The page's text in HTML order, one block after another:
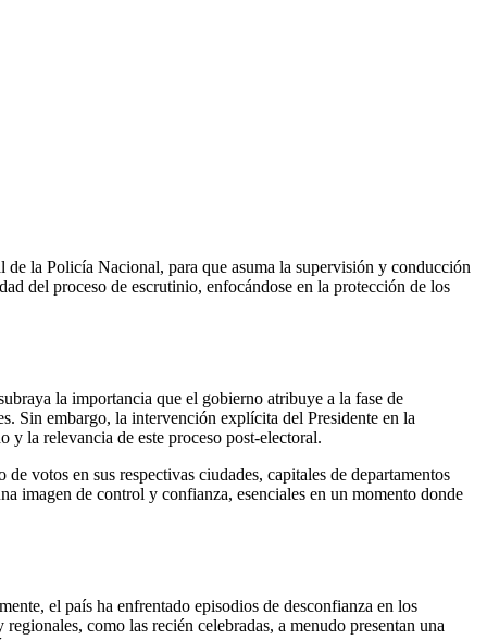
la Policía Nacional, para que asuma la supervisión y conducción
del proceso de escrutinio, enfocándose en la protección de los
la importancia que el gobierno atribuye a la fase de
Sin embargo, la intervención explícita del Presidente en la
y la relevancia de este proceso post-electoral.
votos en sus respectivas ciudades, capitales de departamentos
imagen de control y confianza, esenciales en un momento donde
el país ha enfrentado episodios de desconfianza en los
como las recién celebradas, a menudo presentan una